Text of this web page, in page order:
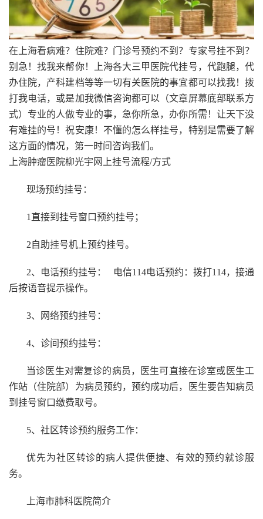
在上海看病难？住院难？门诊号预约不到？专家号挂不到？
别急！找我来帮你！上海各大三甲医院代挂号，代跑腿，代
办住院，产科建档等等一切有关医院的事宜都可以找我！拨
打我电话，或是加我微信咨询都可以（文章屏幕底部联系方
式）专业的人做专业的事，急你所急，办你所需！让天下没
有难挂的号！祝安康！不懂的怎么样挂号，特别是需要了解
这方面的情况，第一时间咨询我们。
上海肿瘤医院柳光宇网上挂号流程/方式
现场预约挂号：
1直接到挂号窗口预约挂号；
2自助挂号机上预约挂号。
2、电话预约挂号： 电信114电话预约：拨打114，接通
后按语音提示操作。
3、网络预约挂号：
4、诊间预约挂号：
当诊医生对需复诊的病员，医生可直接在诊室或医生工
作站（住院部）为病员预约，预约成功后，医生要告知病员
到挂号窗口缴费取号。
5、社区转诊预约服务工作：
优先为社区转诊的病人提供便捷、有效的预约就诊服
务。
上海市肺科医院简介